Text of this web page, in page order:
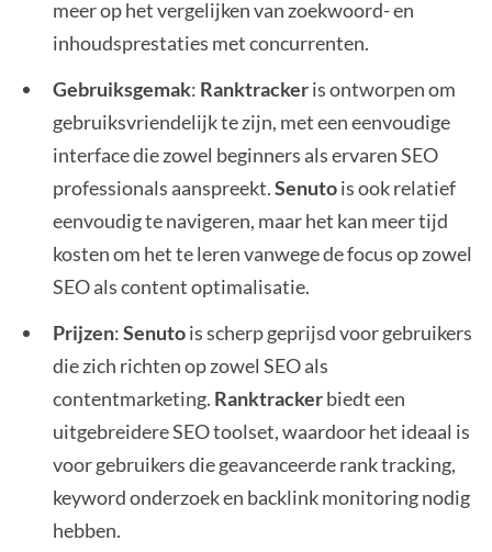
meer op het vergelijken van zoekwoord- en
inhoudsprestaties met concurrenten.
Gebruiksgemak: Ranktrackeris ontworpen om
gebruiksvriendelijk te zijn, met een eenvoudige
interface die zowel beginners als ervaren SEO
professionals aanspreekt.Senutois ook relatief
eenvoudig te navigeren, maar het kan meer tijd
kosten om het te leren vanwege de focus op zowel
SEO als content optimalisatie.
Prijzen:Senutois scherp geprijsd voor gebruikers
die zich richten op zowel SEO als
contentmarketing. Ranktrackerbiedt een
uitgebreidere SEO toolset, waardoor het ideaal is
voor gebruikers die geavanceerde rank tracking,
keyword onderzoek en backlink monitoring nodig
hebben.